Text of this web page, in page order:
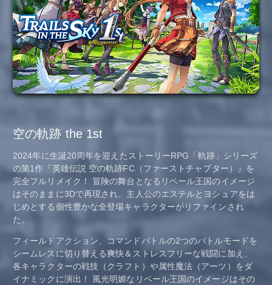
空の軌跡 the 1st
2024年に生誕20周年を迎えたストーリーRPG「軌跡」シリーズ
の第1作『英雄伝説 空の軌跡FC（ファーストチャプター）』を
完全フルリメイク！ 冒険の舞台となるリベール王国のイメージ
はそのままに3Dで再現され、主人公のエステルとヨシュアをは
じめとする個性豊かな全登場キャラクターがリファインされ
た。
フィールドアクション、コマンドバトルの2つのバトルモードを
シームレスに切り替える爽快＆ストレスフリーな戦闘に加え、
各キャラクターの戦技（クラフト）や属性魔法（アーツ）をダ
イナミックに演出！ 風光明媚なリベール王国のイメージはその